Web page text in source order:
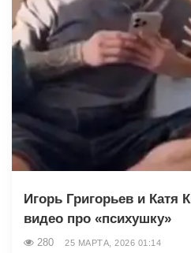
Игорь Григорьев и Катя
видео про «психушку»
280 25 МАРТА, 2026 01:14